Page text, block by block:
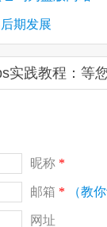
期发展
实践教程：等
昵称 *
邮箱 * （教
网址